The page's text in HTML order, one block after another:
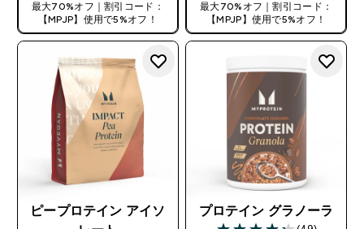
最大70%オフ｜割引コード：
【MPJP】使用で5%オフ！
最大70%オフ｜割引コード：
【MPJP】使用で5%オフ！
ピープロテイン アイソ
プロテイン グラノーラ